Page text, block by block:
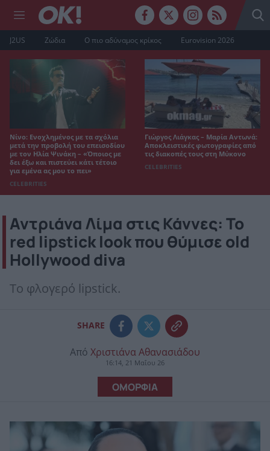
J2US Ζώδια Ο πιο αδύναμος κρίκος Eurovision 2026
Νίνο: Ενοχλημένος με τα σχόλια
μετά την προβολή του επεισοδίου
με τον Ηλία Ψινάκη – «Όποιος με
δει έξω και πιστεύει κάτι τέτοιο
για εμένα ας μου το πει»
CELEBRITIES
Γιώργος Λιάγκας – Μαρία Αντωνά:
Αποκλειστικές φωτογραφίες από
τις διακοπές τους στη Μύκονο
CELEBRITIES
Αντριάνα Λίμα στις Κάννες: Το
red lipstick look που θύμισε old
Hollywood diva
Το φλογερό lipstick.
SHARE
Από Χριστιάνα Αθανασιάδου
16:14, 21 Μαΐου 26
ΟΜΟΡΦΙΑ